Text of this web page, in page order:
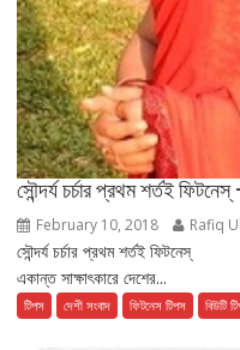
সৌন্দর্য চর্চার প্রথম শর্তই ফিটনেস্
February 10, 2018 Rafiq
সৌন্দর্য চর্চার প্রথম শর্তই ফিটনেস্
একান্ত সাক্ষাৎকারে দেশের...
টিপস দেশী সংবাদ ফিটনেস টিপস বিউটি